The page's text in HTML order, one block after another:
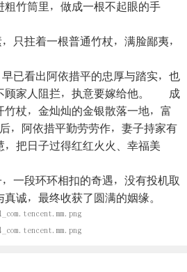
粗竹筒里，做成一根不起眼的手
拄着一根普通竹杖，满脸鄙夷，
看出阿依措平的忠厚与踏实，也
顾家人阻拦，执意要嫁给他。 成
竹杖，金灿灿的金银散落一地，富
阿依措平勤劳劳作，妻子持家有
把日子过得红红火火、幸福美
段环环相扣的奇遇，没有投机取
诚，最终收获了圆满的姻缘。